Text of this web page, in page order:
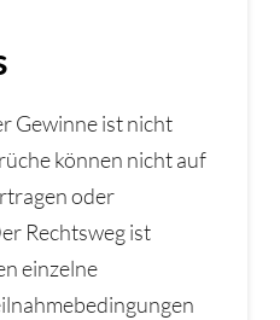
Gewinne ist nicht
können nicht auf
oder
Rechtsweg ist
einzelne